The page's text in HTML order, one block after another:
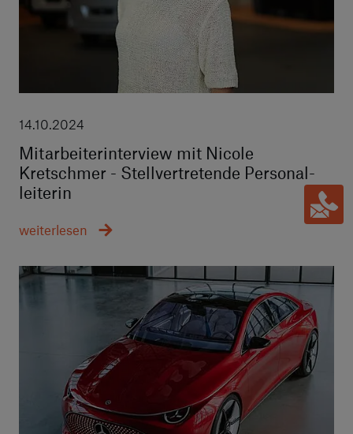
14.10.2024
Mitarbeiter­interview mit Nicole
Kretschmer - Stell­vertretende Personal­
leiterin
weiterlesen